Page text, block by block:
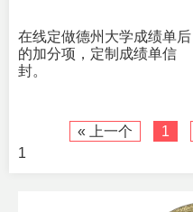
在线定做德州大学成绩单后
的加分项，定制成绩单信
封。
« 上一个 1